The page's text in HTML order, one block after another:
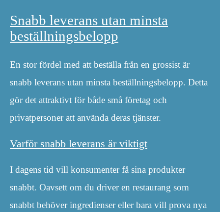
Snabb leverans utan minsta
beställningsbelopp
En stor fördel med att beställa från en grossist är
snabb leverans utan minsta beställningsbelopp. Detta
gör det attraktivt för både små företag och
privatpersoner att använda deras tjänster.
Varför snabb leverans är viktigt
I dagens tid vill konsumenter få sina produkter
snabbt. Oavsett om du driver en restaurang som
snabbt behöver ingredienser eller bara vill prova nya